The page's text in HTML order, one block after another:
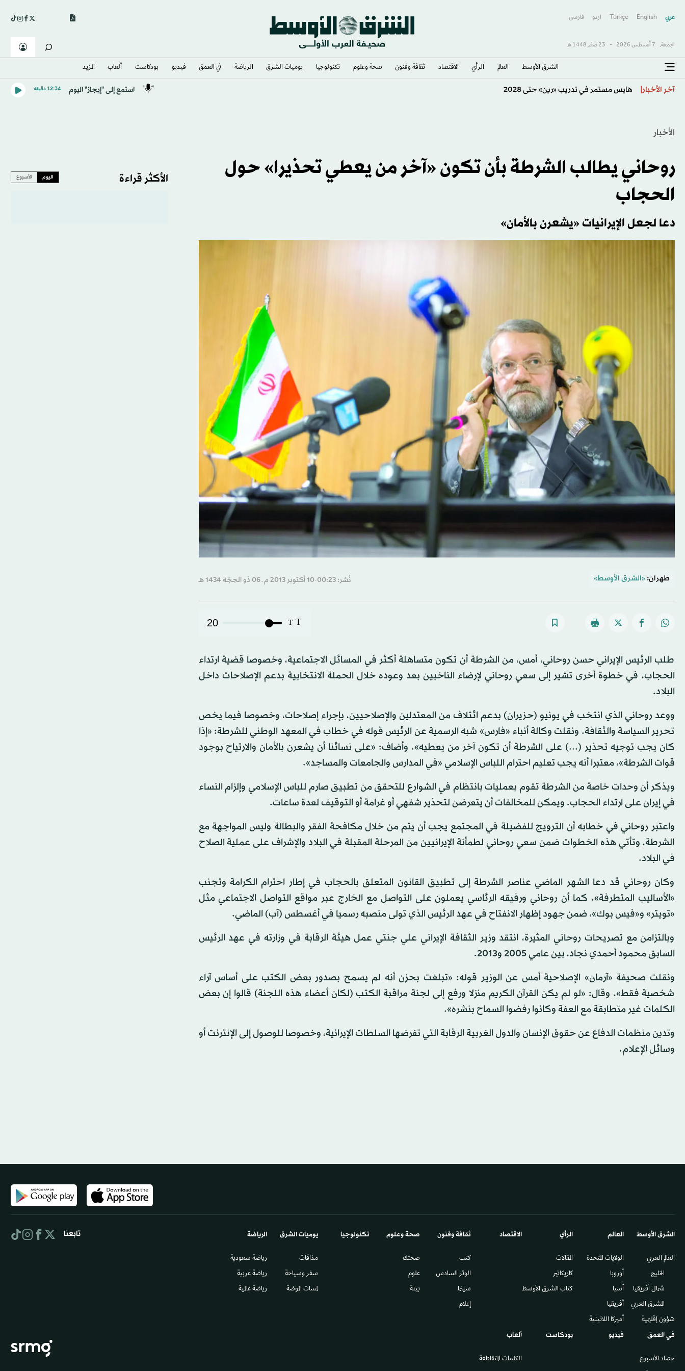
عربي English
Türkçe اردو فارسى
الجمعة, 7 أغسطس 2026 - 23 صفَر 1448 هـ
الشرق الأوسط​ العالم الرأي الاقتصاد ثقافة وفنون صحة وعلوم تكنولوجيا يوميات الشرق​ الرياضة في العمق فيديو بودكاست ألعاب المزيد
آخر الأخبار إسبانيا ستفرض عمليات تفتيش للمسافرين القادمين من إيطاليا استمع إلى "إيجاز" اليوم 12:34 دقيقه
الأخبار
روحاني يطالب الشرطة بأن تكون «آخر من يعطي تحذيرا» حول
الحجاب
دعا لجعل الإيرانيات «يشعرن بالأمان»
طهران: «الشرق الأوسط» نُشر: 00:23-10 أكتوبر 2013 م ـ 06 ذو الحِجّة 1434 هـ
T
T
20
طلب الرئيس الإيراني حسن روحاني، أمس، من الشرطة أن تكون متساهلة أكثر في المسائل الاجتماعية، وخصوصا قضية ارتداء
الحجاب، في خطوة أخرى تشير إلى سعي روحاني لإرضاء الناخبين بعد وعوده خلال الحملة الانتخابية بدعم الإصلاحات داخل
البلاد.
ووعد روحاني الذي انتخب في يونيو (حزيران) بدعم ائتلاف من المعتدلين والإصلاحيين، بإجراء إصلاحات، وخصوصا فيما يخص
تحرير السياسة والثقافة. ونقلت وكالة أنباء «فارس» شبه الرسمية عن الرئيس قوله في خطاب في المعهد الوطني للشرطة: «إذا
كان يجب توجيه تحذير (...) على الشرطة أن تكون آخر من يعطيه». وأضاف: «على نسائنا أن يشعرن بالأمان والارتياح بوجود
قوات الشرطة»، معتبرا أنه يجب تعليم احترام اللباس الإسلامي «في المدارس والجامعات والمساجد».
ويذكر أن وحدات خاصة من الشرطة تقوم بعمليات بانتظام في الشوارع للتحقق من تطبيق صارم للباس الإسلامي وإلزام النساء
في إيران على ارتداء الحجاب. ويمكن للمخالفات أن يتعرضن لتحذير شفهي أو غرامة أو التوقيف لعدة ساعات.
واعتبر روحاني في خطابه أن الترويج للفضيلة في المجتمع يجب أن يتم من خلال مكافحة الفقر والبطالة وليس المواجهة مع
الشرطة. وتأتي هذه الخطوات ضمن سعي روحاني لطمأنة الإيرانيين من المرحلة المقبلة في البلاد والإشراف على عملية الصلاح
في البلاد.
وكان روحاني قد دعا الشهر الماضي عناصر الشرطة إلى تطبيق القانون المتعلق بالحجاب في إطار احترام الكرامة وتجنب
«الأساليب المتطرفة». كما أن روحاني ورفيقه الرئاسي يعملون على التواصل مع الخارج عبر مواقع التواصل الاجتماعي مثل
«تويتر» و«فيس بوك»، ضمن جهود إظهار الانفتاح في عهد الرئيس الذي تولى منصبه رسميا في أغسطس (آب) الماضي.
وبالتزامن مع تصريحات روحاني المثيرة، انتقد وزير الثقافة الإيراني علي جنتي عمل هيئة الرقابة في وزارته في عهد الرئيس
السابق محمود أحمدي نجاد، بين عامي 2005 و2013.
ونقلت صحيفة «آرمان» الإصلاحية أمس عن الوزير قوله: «تبلغت بحزن أنه لم يسمح بصدور بعض الكتب على أساس آراء
شخصية فقط». وقال: «لو لم يكن القرآن الكريم منزلا ورفع إلى لجنة مراقبة الكتب (لكان أعضاء هذه اللجنة) قالوا إن بعض
الكلمات غير متطابقة مع العفة وكانوا رفضوا السماح بنشره».
وتدين منظمات الدفاع عن حقوق الإنسان والدول الغربية الرقابة التي تفرضها السلطات الإيرانية، وخصوصا للوصول إلى الإنترنت أو
وسائل الإعلام.
الأكثر قراءة اليوم الأسبوع
الشرق الأوسط​
العالم العربي
الخليج
شمال أفريقيا
المشرق العربي
شؤون إقليمية
العالم
الولايات المتحدة
أوروبا
آسيا
أفريقيا
أميركا اللاتينية
الرأي
المقالات
كاريكاتير
كتاب الشرق الأوسط
الاقتصاد ثقافة وفنون
كتب
الوتر السادس​
سينما
إعلام
صحة وعلوم
صحتك
علوم
بيئة
تكنولوجيا يوميات الشرق​
مذاقات
سفر وسياحة
لمسات الموضة
الرياضة
رياضة سعودية
رياضة عربية
رياضة عالمية
في العمق
حصاد الأسبوع
فيديو بودكاست ألعاب
الكلمات المتقاطعة
تابعنا